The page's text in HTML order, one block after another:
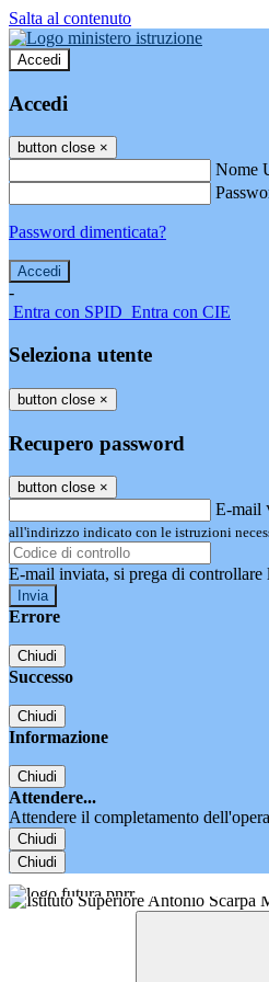
Salta al contenuto
Accedi
Accedi
button close ×
Nome
Password dimenticata?
-
Entra con SPID Entra con CIE
Seleziona utente
button close ×
Recupero password
button close ×
E-mail
all'indirizzo indicato con le istruzioni
E-mail inviata, si prega di controllare
Errore
Chiudi
Successo
Chiudi
Informazione
Chiudi
Attendere...
Attendere il completamento
Chiudi
Chiudi